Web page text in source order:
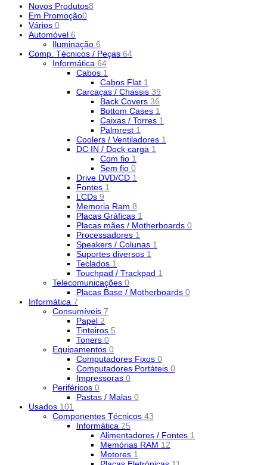
Novos Produtos8
Em Promoção0
Vários 0
Automóvel 6
Iluminação 6
Comp. Técnicos / Peças 64
Informática 64
Cabos 1
Cabos Flat 1
Carcaças / Chassis 39
Back Covers 36
Bottom Cases 1
Caixas / Torres 1
Palmrest 1
Coolers / Ventiladores 1
DC IN / Dock carga 1
Com fio 1
Sem fio 0
Drive DVD/CD 1
Fontes 1
LCDs 9
Memoria Ram 8
Placas Gráficas 1
Placas mães / Motherboards 0
Processadores 1
Speakers / Colunas 1
Suportes diversos 1
Teclados 1
Touchpad / Trackpad 1
Telecomunicações 0
Placas Base / Motherboards 0
Informática 7
Consumíveis 7
Papel 2
Tinteiros 5
Toners 0
Equipamentos 0
Computadores Fixos 0
Computadores Portáteis 0
Impressoras 0
Periféricos 0
Pastas / Malas 0
Usados 101
Componentes Técnicos 43
Informática 25
Alimentadores / Fontes 1
Memórias RAM 12
Motores 1